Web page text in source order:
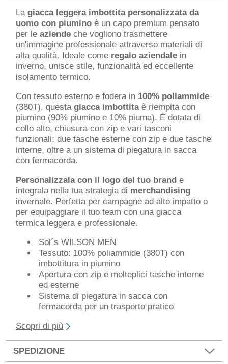
Lagiacca leggera imbottita personalizzata da
uomo con piumino è un capo premium pensato
per leaziende che vogliono trasmettere
un'immagine professionale attraverso materiali di
alta qualità. Ideale come regalo aziendale in
inverno, unisce stile, funzionalità ed eccellente
isolamento termico.
Con tessuto esterno e fodera in 100% poliammide
(380T), questagiacca imbottitaè riempita con
piumino (90% piumino e 10% piuma). È dotata di
collo alto, chiusura con zip e vari tasconi
funzionali: due tasche esterne con zip e due tasche
interne, oltre a un sistema di piegatura in sacca
con fermacorda.
Personalizzala con il logo del tuo brand e
integrala nella tua strategia di merchandising
invernale. Perfetta per campagne ad alto impatto o
per equipaggiare il tuo team con una giacca
termica leggera e professionale.
Sol´s WILSON MEN
Tessuto: 100% poliammide (380T) con
imbottitura in piumino
Apertura con zip e molteplici tasche interne
ed esterne
Sistema di piegatura in sacca con
fermacorda per un trasporto pratico
Scopri di più
SPEDIZIONE